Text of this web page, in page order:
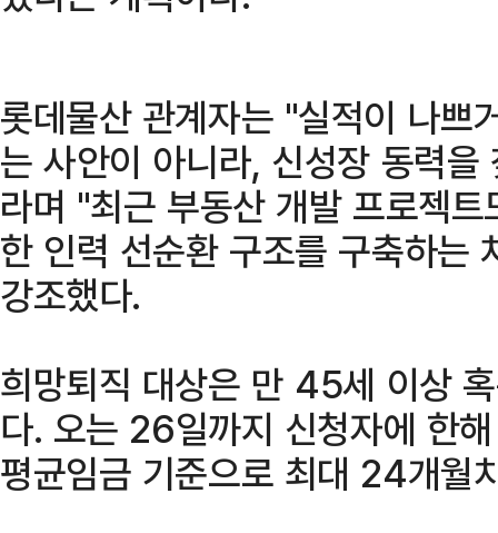
롯데물산 관계자는 "실적이 나쁘
는 사안이 아니라, 신성장 동력
라며 "최근 부동산 개발 프로젝
한 인력 선순환 구조를 구축하는
강조했다.
희망퇴직 대상은 만 45세 이상
다. 오는 26일까지 신청자에 한
평균임금 기준으로 최대 24개월